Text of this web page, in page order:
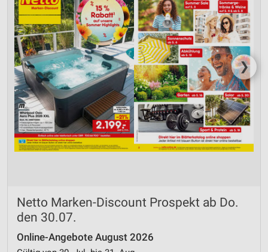
❯
Netto Marken-Discount Prospekt ab Do.
den 30.07.
Online-Angebote August 2026